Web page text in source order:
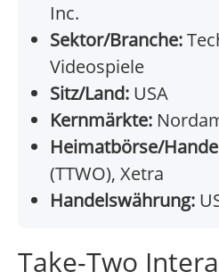
Inc.
Sektor/Branche:
Videospiele
Sitz/Land: USA
Kernmärkte:
Heimatbörse/
(TTWO), Xetra
Handelswährung:
Take-Two